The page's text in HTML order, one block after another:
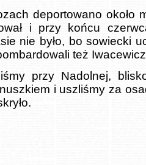
deportowano około
i przy końcu
nie było, bo sowiecki
też
przy Nadolnej,
i uszliśmy za